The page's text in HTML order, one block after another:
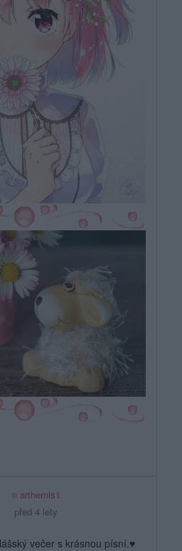
arthemis1
před 4 lety
večer s krásnou písní.♥